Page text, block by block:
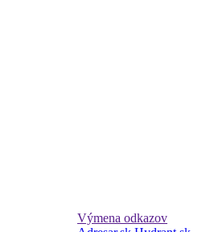
Výmena odkazov